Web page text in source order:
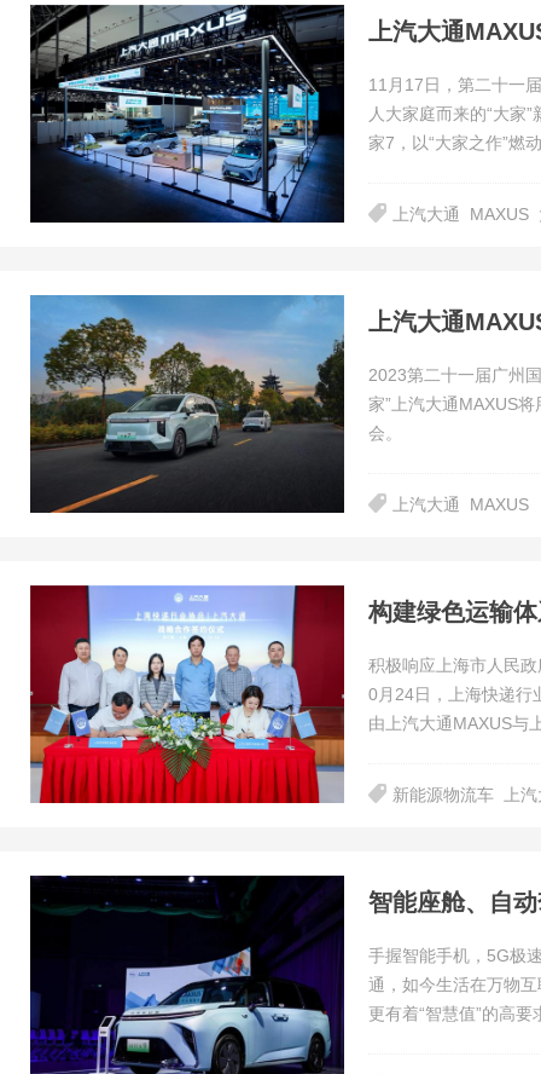
11月17日，第二十一
人大家庭而来的“大家
家7，以“大家之作”燃
上汽大通 MAXUS
2023第二十一届广州
家”上汽大通MAXUS
会。
上汽大通 MAXUS
积极响应上海市人民
0月24日，上海快递行
由上汽大通MAXUS与
新能源物流车 上
手握智能手机，5G极
通，如今生活在万物
更有着“智慧值”的高